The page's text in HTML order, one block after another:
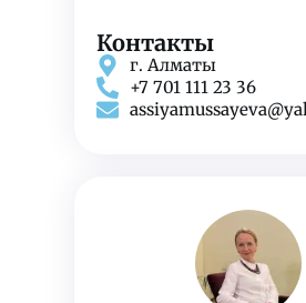
Контакты
г. Алматы
+7 701 111 23 36